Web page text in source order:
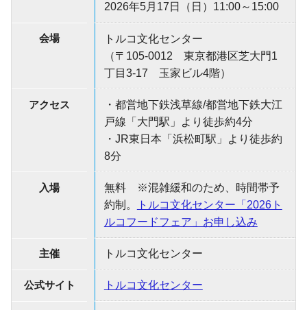
2026年5月17日（日）11:00～15:00
会場
トルコ文化センター
（〒105-0012 東京都港区芝大門1
丁目3-17 玉家ビル4階）
アクセス
・都営地下鉄浅草線/都営地下鉄大江
戸線「大門駅」より徒歩約4分
・JR東日本「浜松町駅」より徒歩約
8分
入場
無料 ※混雑緩和のため、時間帯予
約制。
トルコ文化センター「2026ト
ルコフードフェア」お申し込み
主催 トルコ文化センター
公式サイト トルコ文化センター